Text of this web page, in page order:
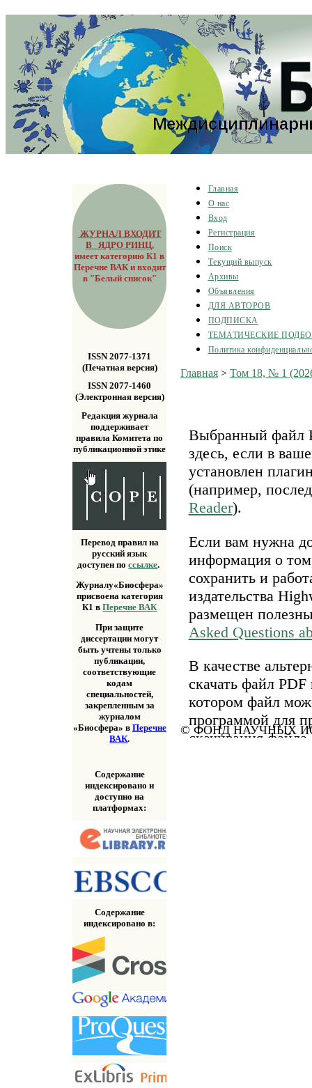
ЖУРНАЛ ВХОДИТ
В ЯДРО РИНЦ,
имеет категорию К1 в
Перечне ВАК и входит
в "Белый список"
ISSN 2077-1371
(Печатная версия)
ISSN 2077-1460
(Электронная версия)
Редакция журнала
поддерживает
правила Комитета по
публикационной этике
Перевод правил на
русский язык
доступен поссылке.
Журналу«Биосфера»
присвоена категория
К1 вПеречне ВАК
При защите
диссертации могут
быть учтены только
публикации,
соответствующие
кодам
специальностей,
закрепленным за
журналом
«Биосфера» в Перечне
ВАК.
Содержание
индексировано и
доступно на
платформах:
Содержание
индексировано в:
Главная
О нас
Вход
Регистрация
Поиск
Текущий выпуск
Архивы
Объявления
ДЛЯ АВТОРОВ
ПОДПИСКА
ТЕМАТИЧЕСКИЕ
Политика
Главная> Том 18, № 1
Выбранный файл
здесь, если в
установлен
(например,
Reader).
Если вам нужна
информация о
сохранить и
издательства
размещен
Asked Questions
В качестве
скачать файл
котором файл
программой для
скачивания
© ФОНД НАУЧНЫХ